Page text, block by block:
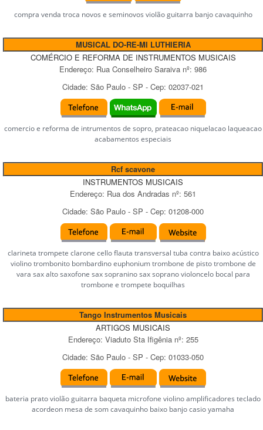
compra venda troca novos e seminovos violão guitarra banjo cavaquinho
MUSICAL DO-RE-MI LUTHIERIA
COMÉRCIO E REFORMA DE INSTRUMENTOS MUSICAIS
Endereço: Rua Conselheiro Saraiva nº: 986
Cidade: São Paulo - SP - Cep: 02037-021
comercio e reforma de intrumentos de sopro, prateacao niquelacao laqueacao
acabamentos especiais
Rcf scavone
INSTRUMENTOS MUSICAIS
Endereço: Rua dos Andradas nº: 561
Cidade: São Paulo - SP - Cep: 01208-000
clarineta trompete clarone cello flauta transversal tuba contra baixo acústico
violino trombonito bombardino euphonium trombone de pisto trombone de
vara sax alto saxofone sax sopranino sax soprano violoncelo bocal para
trombone e trompete boquilhas
Tango Instrumentos Musicais
ARTIGOS MUSICAIS
Endereço: Viaduto Sta Ifigênianº: 255
Cidade: São Paulo - SP - Cep: 01033-050
bateria prato violão guitarra baqueta microfone violino amplificadores teclado
acordeon mesa de som cavaquinho baixo banjo casio yamaha